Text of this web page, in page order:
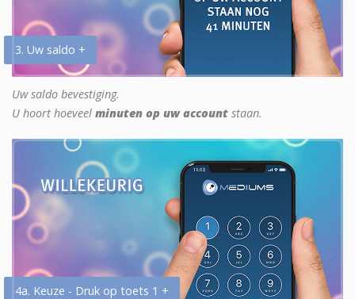
3. Uw saldo +
Uw saldo bevestiging.
U hoort hoeveel minuten op uw account staan.
4a. Keuze - Druk op toets 1 +